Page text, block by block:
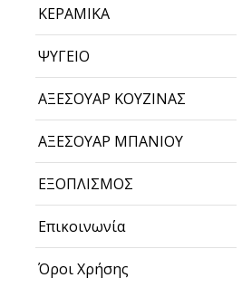
ΚΕΡΑΜΙΚΑ
ΨΥΓΕΙΟ
ΑΞΕΣΟΥΑΡ ΚΟΥΖΙΝΑΣ
ΑΞΕΣΟΥΑΡ ΜΠΑΝΙΟΥ
ΕΞΟΠΛΙΣΜΟΣ
Επικοινωνία
Όροι Χρήσης